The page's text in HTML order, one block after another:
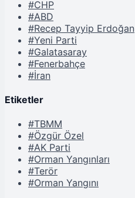
#CHP
#ABD
#Recep Tayyip Erdoğan
#Yeni Parti
#Galatasaray
#Fenerbahçe
#İran
Etiketler
#TBMM
#Özgür Özel
#AK Parti
#Orman Yangınları
#Terör
#Orman Yangını